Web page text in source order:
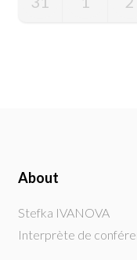
About
Stefka IVANOVA
Interprète de